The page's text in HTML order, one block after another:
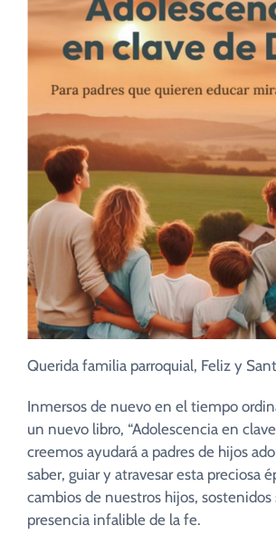
CUIDADO PASTORAL
COMUNITARIOS
CAMPUS
COLABORA
Querida familia parroquial, Feliz y
Inmersos de nuevo en el tiempo
un nuevo libro, “Adolescencia en
creemos ayudará a padres de hijos
saber, guiar y atravesar esta preciosa
cambios de nuestros hijos,
presencia infalible de la fe.